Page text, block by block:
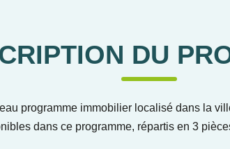
DU
programme immobilier localisé dans la
dans ce programme, répartis en 3